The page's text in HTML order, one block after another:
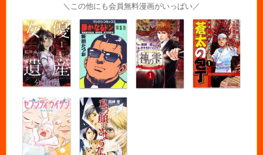
＼この他にも会員無料漫画がいっぱい／